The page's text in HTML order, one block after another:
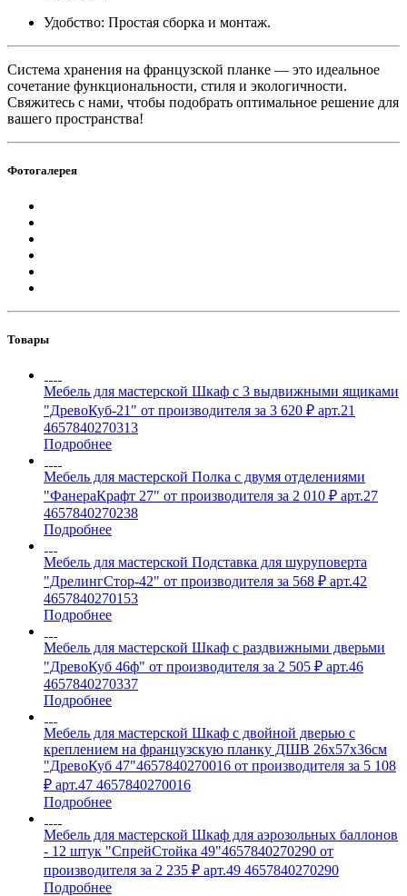
Удобство: Простая сборка и монтаж.
Система хранения на французской планке — это идеальное
сочетание функциональности, стиля и экологичности.
Свяжитесь с нами, чтобы подобрать оптимальное решение для
вашего пространства!
Фотогалерея
Товары
Мебель для мастерской Шкаф с 3 выдвижными ящиками
"ДревоКуб-21" от производителя за 3 620 ₽ арт.21
4657840270313
Подробнее
Мебель для мастерской Полка с двумя отделениями
"ФанераКрафт 27" от производителя за 2 010 ₽ арт.27
4657840270238
Подробнее
Мебель для мастерской Подставка для шуруповерта
"ДрелингСтор-42" от производителя за 568 ₽ арт.42
4657840270153
Подробнее
Мебель для мастерской Шкаф с раздвижными дверьми
"ДревоКуб 46ф" от производителя за 2 505 ₽ арт.46
4657840270337
Подробнее
Мебель для мастерской Шкаф с двойной дверью с
креплением на французскую планку ДШВ 26х57х36см
"ДревоКуб 47"4657840270016 от производителя за 5 108
₽ арт.47 4657840270016
Подробнее
Мебель для мастерской Шкаф для аэрозольных баллонов
- 12 штук "СпрейСтойка 49"4657840270290 от
производителя за 2 235 ₽ арт.49 4657840270290
Подробнее